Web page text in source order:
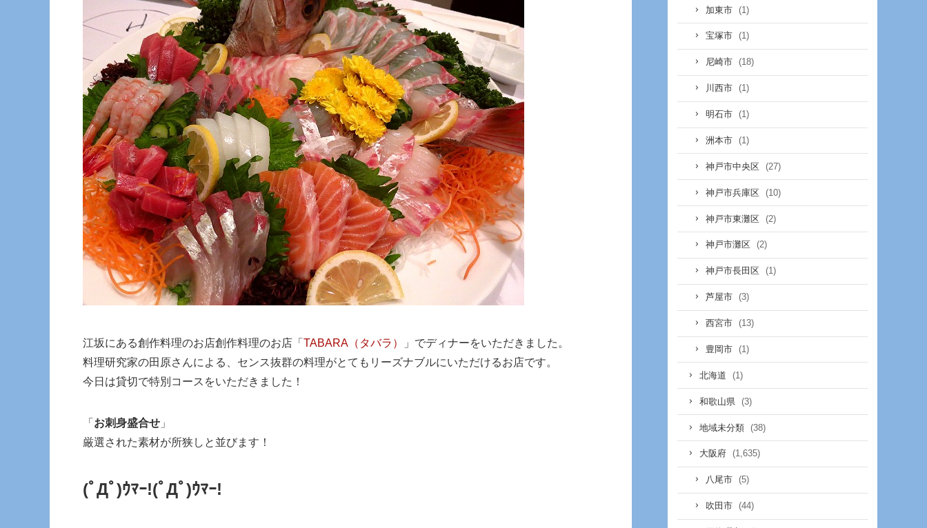
江坂にある創作料理のお店創作料理のお店「 TABARA（タバラ）
」でディナーをいただきました。
料理研究家の田原さんによる、センス抜群の料理がとてもリーズナブルにいただけるお店です。
今日は貸切で特別コースをいただきました！
「 お刺身盛合せ 」
厳選された素材が所狭しと並びます！
(ﾟДﾟ)ｳﾏｰ!(ﾟДﾟ)ｳﾏｰ!
加東市 (1)
宝塚市 (1)
尼崎市 (18)
川西市 (1)
明石市 (1)
洲本市 (1)
神戸市中央区 (27)
神戸市兵庫区 (10)
神戸市東灘区 (2)
神戸市灘区 (2)
神戸市長田区 (1)
芦屋市 (3)
西宮市 (13)
豊岡市 (1)
北海道 (1)
和歌山県 (3)
地域未分類 (38)
大阪府 (1,635)
八尾市 (5)
吹田市 (44)